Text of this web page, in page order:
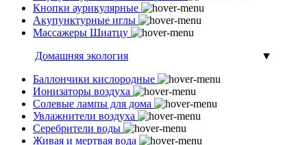
Кнопки аурикулярные
Акупунктурные иглы
Массажеры Шиатцу
Домашняя экология
▼
Баллончики кислородные
Ионизаторы воздуха
Солевые лампы для дома
Увлажнители воздуха
Серебрители воды
Живая и мертвая вода